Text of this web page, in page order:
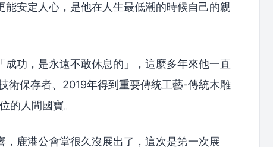
安定人心，是他在人生最低潮的時候自己的親
功，是永遠不敢休息的」，這麼多年來他一直
術保存者、2019年得到重要傳統工藝-傳統木雕
的人間國寶。
鹿港公會堂很久沒展出了，這次是第一次展